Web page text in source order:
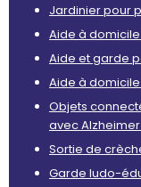
Jardinier pour
Aide à
Aide et garde
Aide à
Objets
avec Alzheimer
Sortie de
Garde ludo-